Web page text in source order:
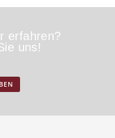
erfahren?
uns!